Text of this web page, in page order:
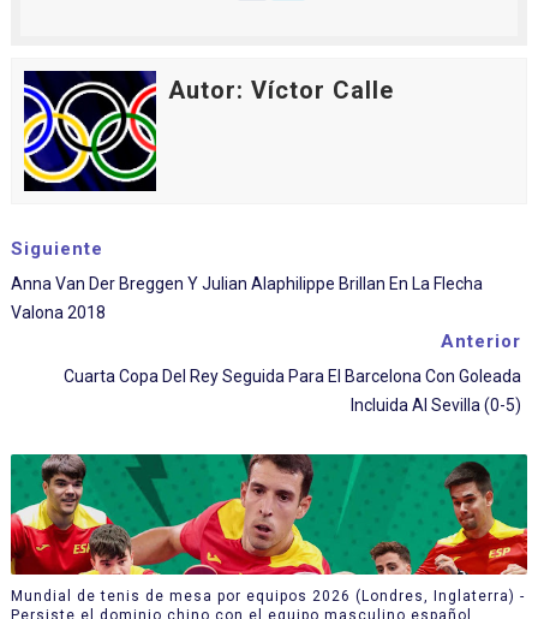
Autor: Víctor Calle
Siguiente
Anna Van Der Breggen Y Julian Alaphilippe Brillan En La Flecha
Valona 2018
Anterior
Cuarta Copa Del Rey Seguida Para El Barcelona Con Goleada
Incluida Al Sevilla (0-5)
Mundial de tenis de mesa por equipos 2026 (Londres, Inglaterra) -
Persiste el dominio chino con el equipo masculino español